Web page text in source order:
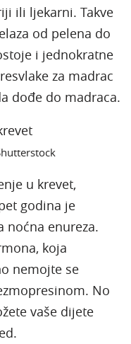
ili ljekarni. Takve
od pelena do
i jednokratne
za madrac
dođe do madraca.
u krevet,
godina je
enureza.
koja
nemojte se
No
vaše dijete